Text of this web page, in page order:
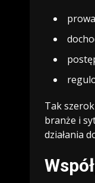
Tak
branże i
działania